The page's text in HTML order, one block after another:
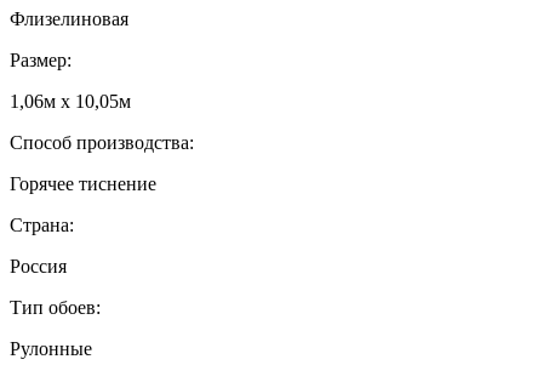
Флизелиновая
Размер:
1,06м х 10,05м
Способ производства:
Горячее тиснение
Страна:
Россия
Тип обоев:
Рулонные